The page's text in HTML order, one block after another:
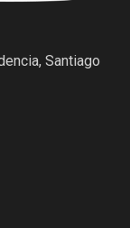
Santiago